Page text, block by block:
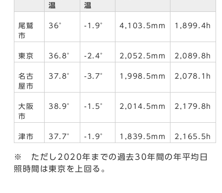
温
温
尾鷲
市
36° -1.9° 4,103.5mm 1,899.4h
東京 36.8° -2.4° 2,052.5mm 2,089.8h
名古
屋市
37.8° -3.7° 1,998.5mm 2,078.1h
大阪
市
38.9° -1.5° 2,014.5mm 2,179.8h
津市 37.7° -1.9° 1,839.5mm 2,165.5h
※ ただし2020年までの過去30年間の年平均日
照時間は東京を上回る。